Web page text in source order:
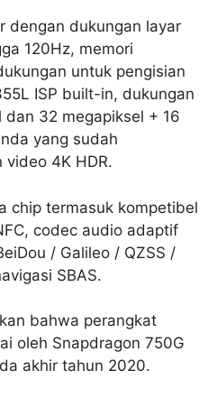
dengan dukungan layar
120Hz, memori
untuk pengisian
ISP built-in, dukungan
dan 32 megapiksel + 16
yang sudah
video 4K HDR.
chip termasuk kompetibel
codec audio adaptif
/ Galileo / QZSS /
SBAS.
bahwa perangkat
oleh Snapdragon 750G
akhir tahun 2020.